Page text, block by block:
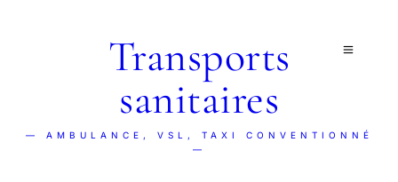
Transports
sanitaires
— AMBULANCE, VSL, TAXI CONVENTIONNÉ
—